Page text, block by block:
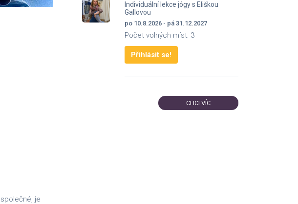
je
Individuální lekce jógy s Eliškou
Gallovou
po 10.8.2026 - pá 31.12.2027
Počet volných míst: 3
Přihlásit se!
CHCI VÍC